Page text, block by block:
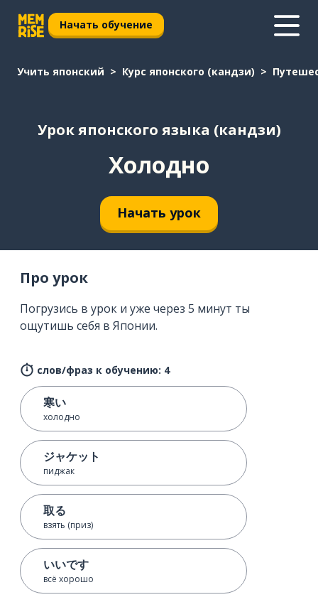
Начать обучение
Учить японский Курс японского (кандзи)
Урок японского языка (кандзи)
Холодно
Начать урок
Про урок
Погрузись в урок и уже через 5 минут ты
ощутишь себя в Японии.
слов/фраз к обучению: 4
寒い
холодно
ジャケット
пиджак
取る
взять (приз)
いいです
всё хорошо